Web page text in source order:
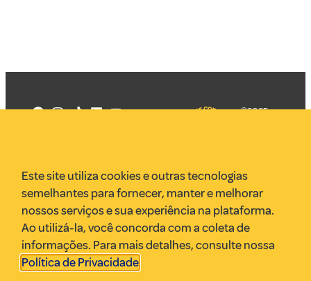
VR Assessoria
Parcerias
Envie uma pauta
Anuncie
©2025
Este site utiliza cookies e outras tecnologias
semelhantes para fornecer, manter e melhorar
nossos serviços e sua experiência na plataforma.
Ao utilizá-la, você concorda com a coleta de
informações. Para mais detalhes, consulte nossa
Política de Privacidade.